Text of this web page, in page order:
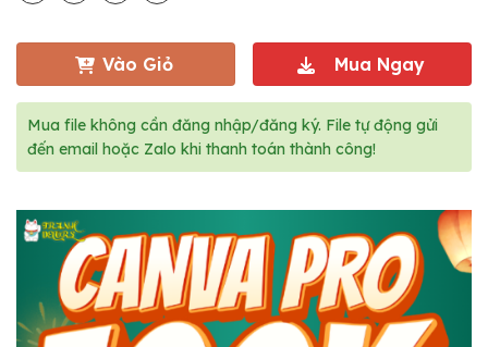
Vào Giỏ Mua Ngay
Mua file không cần đăng nhập/đăng ký. File tự động gửi
đến email hoặc Zalo khi thanh toán thành công!